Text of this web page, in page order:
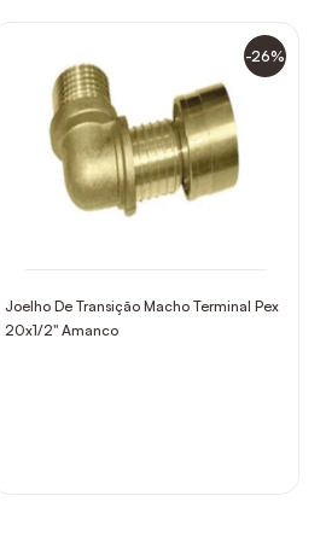
-26%
Joelho De Transição Macho Terminal Pex
20x1/2" Amanco